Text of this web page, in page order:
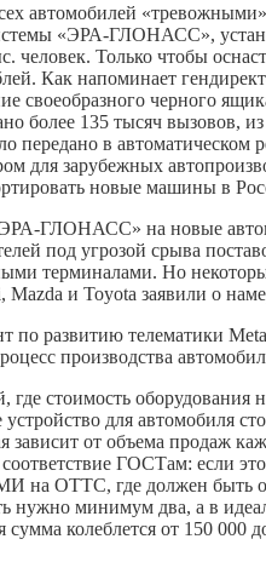
автомобилей
«ЭРА-ГЛОНАСС»,
человек. Только чтобы
Как напоминает
своеобразного черного
более 135 тысяч вызовов,
передано в
для зарубежных
новые машины в
ГЛОНАСС» на новые
под угрозой срыва
терминалами. Но
и Toyota заявили о
по развитию телематики
производства
где стоимость
для автомобиля
зависит от объема продаж
ГОСТам: если
на ОТТС, где должен быть
нужно минимум два, а в
колеблется от 150 000